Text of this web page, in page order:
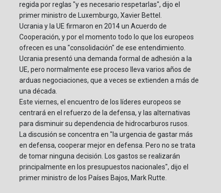
regida por reglas "y es necesario respetarlas", dijo el
primer ministro de Luxemburgo, Xavier Bettel.
Ucrania y la UE firmaron en 2014 un Acuerdo de
Cooperación, y por el momento todo lo que los europeos
ofrecen es una "consolidación" de ese entendimiento.
Ucrania presentó una demanda formal de adhesión a la
UE, pero normalmente ese proceso lleva varios años de
arduas negociaciones, que a veces se extienden a más de
una década.
Este viernes, el encuentro de los líderes europeos se
centrará en el refuerzo de la defensa, y las alternativas
para disminuir su dependencia de hidrocarburos rusos.
La discusión se concentra en "la urgencia de gastar más
en defensa, cooperar mejor en defensa. Pero no se trata
de tomar ninguna decisión. Los gastos se realizarán
principalmente en los presupuestos nacionales", dijo el
primer ministro de los Países Bajos, Mark Rutte.